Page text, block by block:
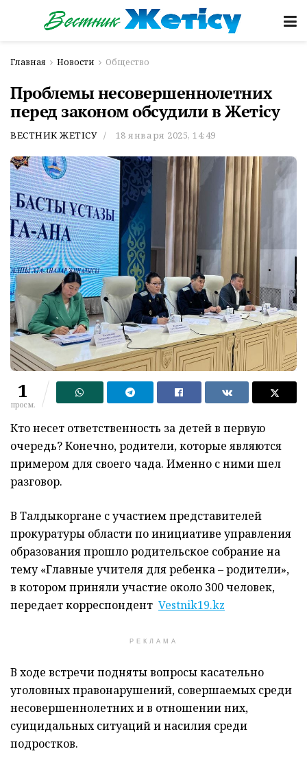
Главная Новости Общество
Проблемы несовершеннолетних
перед законом обсудили в Жетісу
ВЕСТНИК ЖЕТІСУ 18 января 2025, 14:49
1
просм.
Кто несет ответственность за детей в первую
очередь? Конечно, родители, которые являются
примером для своего чада. Именно с ними шел
разговор.
В Талдыкоргане с участием представителей
прокуратуры области по инициативе управления
образования прошло родительское собрание на
тему «Главные учителя для ребенка – родители»,
в котором приняли участие около 300 человек,
передает корреспондент Vestnik19.kz
РЕКЛАМА
В ходе встречи подняты вопросы касательно
уголовных правонарушений, совершаемых среди
несовершеннолетних и в отношении них,
суицидальных ситуаций и насилия среди
подростков.